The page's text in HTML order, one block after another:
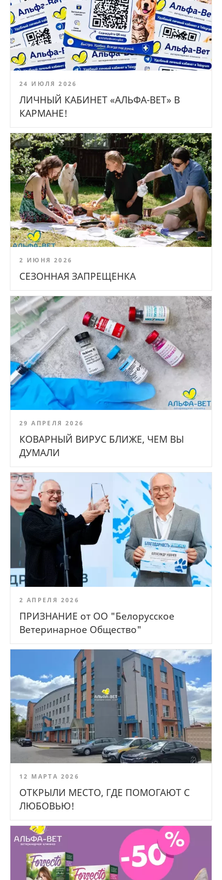
24 ИЮЛЯ 2026
ЛИЧНЫЙ КАБИНЕТ «АЛЬФА-ВЕТ» В
КАРМАНЕ!
2 ИЮНЯ 2026
СЕЗОННАЯ ЗАПРЕЩЕНКА
29 АПРЕЛЯ 2026
КОВАРНЫЙ ВИРУС БЛИЖЕ, ЧЕМ ВЫ
ДУМАЛИ
2 АПРЕЛЯ 2026
ПРИЗНАНИЕ от ОО "Белорусское
Ветеринарное Общество"
12 МАРТА 2026
ОТКРЫЛИ МЕСТО, ГДЕ ПОМОГАЮТ С
ЛЮБОВЬЮ!